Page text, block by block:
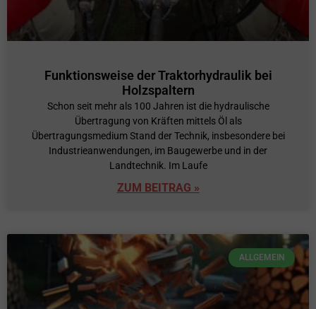
Funktionsweise der Traktorhydraulik bei
Holzspaltern
Schon seit mehr als 100 Jahren ist die hydraulische
Übertragung von Kräften mittels Öl als
Übertragungsmedium Stand der Technik, insbesondere bei
Industrieanwendungen, im Baugewerbe und in der
Landtechnik. Im Laufe
ZUM BEITRAG »
ALLGEMEIN